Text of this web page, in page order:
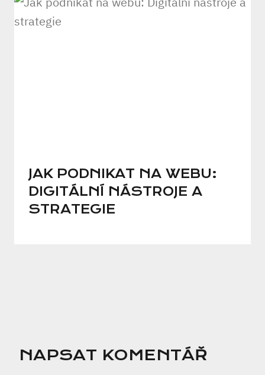
JAK PODNIKAT NA WEBU:
DIGITÁLNÍ NÁSTROJE A
STRATEGIE
NAPSAT KOMENTÁŘ